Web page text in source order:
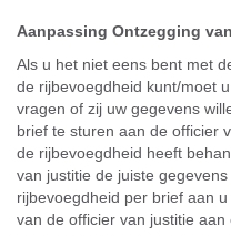
Aanpassing Ontzegging
Als u het niet eens bent met
de rijbevoegdheid kunt/moet
vragen of zij uw gegevens
brief te sturen aan de officier
de rijbevoegdheid heeft
van justitie de juiste
rijbevoegdheid per brief aan
van de officier van justitie